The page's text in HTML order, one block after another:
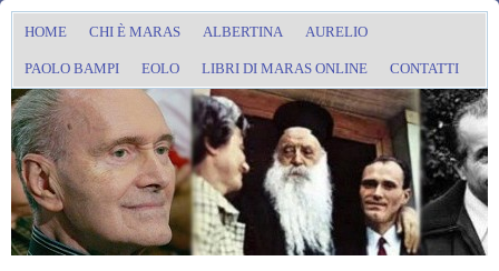
HOME CHI È MARAS ALBERTINA AURELIO
PAOLO BAMPI EOLO LIBRI DI MARAS ONLINE CONTATTI